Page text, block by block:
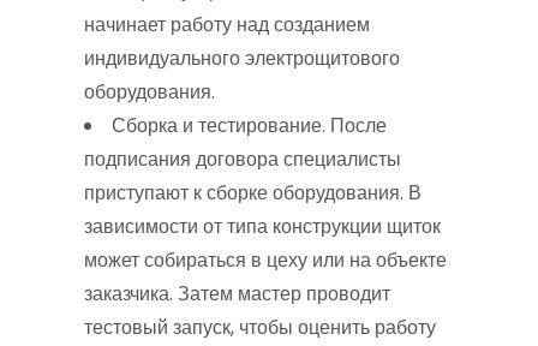
начинает работу над созданием
индивидуального электрощитового
оборудования.
Сборка и тестирование. После
подписания договора специалисты
приступают к сборке оборудования. В
зависимости от типа конструкции щиток
может собираться в цеху или на объекте
заказчика. Затем мастер проводит
тестовый запуск, чтобы оценить работу